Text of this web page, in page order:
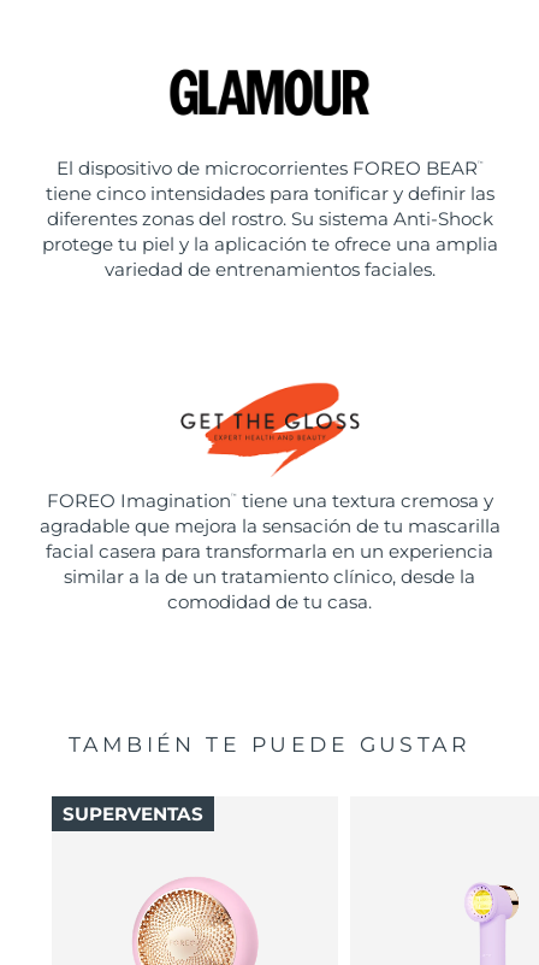
El dispositivo de microcorrientes FOREO BEAR ™
tiene cinco intensidades para tonificar y definir las
diferentes zonas del rostro. Su sistema Anti-Shock
protege tu piel y la aplicación te ofrece una amplia
variedad de entrenamientos faciales.
FOREO Imagination ™
tiene una textura cremosa y
agradable que mejora la sensación de tu mascarilla
facial casera para transformarla en un experiencia
similar a la de un tratamiento clínico, desde la
comodidad de tu casa.
TAMBIÉN TE PUEDE GUSTAR
SUPERVENTAS